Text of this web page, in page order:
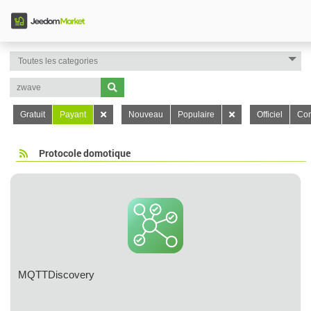
Gratuit Payant Nouveau Populaire Officiel
Protocole domotique
MQTTDiscovery